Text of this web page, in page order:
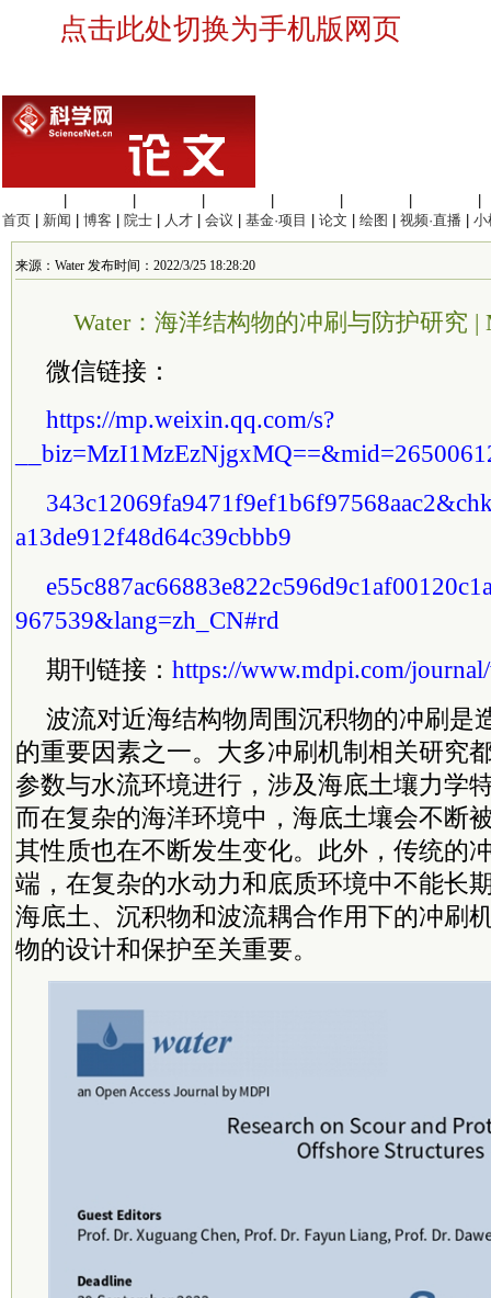
点击此处切换为手机版网页
首页
新闻 博客 院士 人才 会议 基金·项目 论文 绘图 视频·直播 小
来源：Water 发布时间：2022/3/25 18:28:20
Water：海洋结构物的冲刷与防护研究 |
微信链接：
https://mp.weixin.qq.com/s?
a13de912f48d64c39cbbb9
967539&lang=zh_CN#rd
期刊链接： https://www.mdpi.com/
波流对近海结构物周围沉积物的冲刷是
的重要因素之一。大多冲刷机制相关研究
参数与水流环境进行，涉及海底土壤力学
而在复杂的海洋环境中，海底土壤会不断
其性质也在不断发生变化。此外，传统的
端，在复杂的水动力和底质环境中不能长
海底土、沉积物和波流耦合作用下的冲刷
物的设计和保护至关重要。